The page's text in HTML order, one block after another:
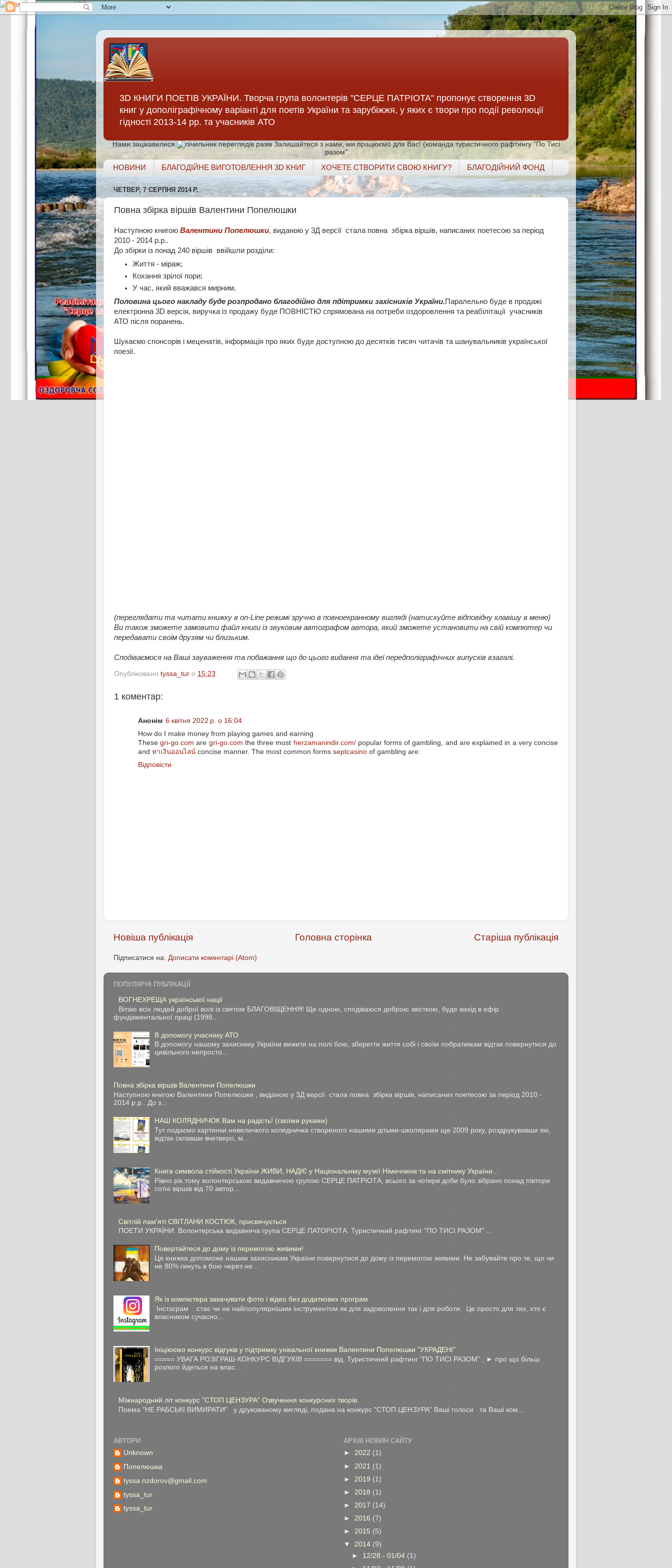
3D КНИГИ ПОЕТІВ УКРАЇНИ. Творча група волонтерів "СЕРЦЕ ПАТРІОТА" пропонує створення 3D
книг у дополіграфічному варіанті для поетів України та зарубіжжя, у яких є твори про події революції
гідності 2013-14 рр. та учасників АТО
Нами зацікавилися
разів Залишайтеся з нами, ми працюємо для Вас! (команда туристичного рафтингу "По Тисі
разом"
НОВИНИ БЛАГОДІЙНЕ ВИГОТОВЛЕННЯ 3D КНИГ ХОЧЕТЕ СТВОРИТИ СВОЮ КНИГУ? БЛАГОДІЙНИЙ ФОНД
ЧЕТВЕР, 7 СЕРПНЯ 2014 Р.
Повна збірка віршів Валентини Попелюшки
Наступною книгою Валентини Попелюшки, виданою у 3Д версії стала повна збірка віршів, написаних поетесою за період
2010 - 2014 р.р..
До збірки із понад 240 віршів ввійшли розділи:
Життя - міраж;
Кохання зрілої пори;
У час, який вважався мирним.
Половина цього накладу буде розпродано благодійно для пдітримки захісників України.Паралельно буде в продажі
електронна 3D версія, виручка із продажу буде ПОВНІСТЮ спрямована на потреби оздоровлення та реабілітації учасників
АТО після поранень.
Шукаємо спонсорів і меценатів, інформація про яких буде доступною до десятків тисяч читачів та шанувальників української
поезії.
(переглядати та читати книжку в on-Line режимі зручно в повноекранному вигляді (натискуйте відповідну клавішу в меню)
Ви також зможете замовити файл книги із звуковим автографом автора, який зможете установити на свій компютер чи
передавати своїм друзям чи близьким.
Сподіваємося на Ваші зауваження та побажання що до цього видання та ідеї передполіграфічних випусків взагалі.
Опубліковано tyssa_tur о 15:23
1 коментар:
Анонім 6 квітня 2022 р. о 16:04
How do I make money from playing games and earning
Thesegri-go.com are gri-go.com the three most herzamanindir.com/popular forms of gambling, and are explained in a very concise
and หาเงินออนไลน์ concise manner. The most common forms septcasino of gambling are:
Відповісти
Новіша публікація Старіша публікація
Головна сторінка
Підписатися на: Дописати коментарі (Atom)
ПОПУЛЯРНІ ПУБЛІКАЦІЇ
ВОГНЕХРЕЩА української нації
Вітаю всіх людей доброї волі із святом БЛАГОВІЩЕННЯ! Ще одною, сподіваюся доброю звісткою, буде вихід в ефір
фундаментальної праці (1998...
В допомогу учаснику АТО
В допомогу нашому захиснику України вижити на полі бою, зберегти життя собі і своїм побратимам відтак повернутися до
цивільного непросто...
Повна збірка віршів Валентини Попелюшки
Наступною книгою Валентини Попелюшки , виданою у 3Д версії стала повна збірка віршів, написаних поетесою за період 2010 -
2014 р.р.. До з...
НАШ КОЛЯДНИЧОК Вам на радість! (своїми руками)
Тут подаємо картинки невеличкого колядничка створеного нашими дітьми-школярами ще 2009 року, роздрукувавши які,
відтак склавши вчетверо, м...
Книга символа стійкості України ЖИВИ, НАДІЄ у Національнму музеї Німеччини та на смітнику України...
Рівно рік тому волонтерською видавничою групою СЕРЦЕ ПАТРІОТА, всього за чотири доби було зібрано понад півтори
сотні віршів від 70 автор...
Світлій пам'яті СВІТЛАНИ КОСТЮК, присвячується
ПОЕТИ УКРАЇНИ. Волонтерська видавнича група СЕРЦЕ ПАТОРІОТА. Туристичний рафтинг "ПО ТИСІ РАЗОМ" ...
Повертайтеся до дому із перемогою живими!
Ця книжка допоможе нашим захисникам України повернутися до дому із перемогою живими. Не забувайте про те, що чи
не 80% гинуть в бою через не...
Як із компютера закачувати фото і відео без додаткових програм
Інстаграм стає чи не найпопулярнішим інструментом як для задоволення так і для роботи. Це просто для тих, хто є
власником сучасно...
Ініціюємо конкурс відгуків у підтримку унікальної книжки Валентини Попелюшки "УКРАДЕНІ"
===== УВАГА РОЗІГРАШ-КОНКУРС ВІДГУКІВ ======= від Туристичний рафтинг "ПО ТИСІ РАЗОМ" , ► про що більш
розлого йдеться на влас...
Міжнародний літ конкурс "СТОП ЦЕНЗУРА" Озвучення конкурсних творів.
Поема "НЕ РАБСЬКІ ВИМИРАТИ" у друкованому вигляді, подана на конкурс "СТОП ЦЕНЗУРА" Ваші голоси та Ваші ком...
АВТОРИ
Unknown
Попелюшка
tyssa.ozdorov@gmail.com
tyssa_tur
tyssa_tur
АРХІВ НОВИН САЙТУ
► 2022 (1)
► 2021 (1)
► 2019 (1)
► 2018 (1)
► 2017 (14)
► 2016 (7)
► 2015 (5)
▼ 2014 (9)
► 12/28 - 01/04 (1)